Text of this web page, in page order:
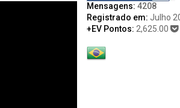
Mensagens: 4208
Registrado em: Julho
+EV Pontos: 2,625.00